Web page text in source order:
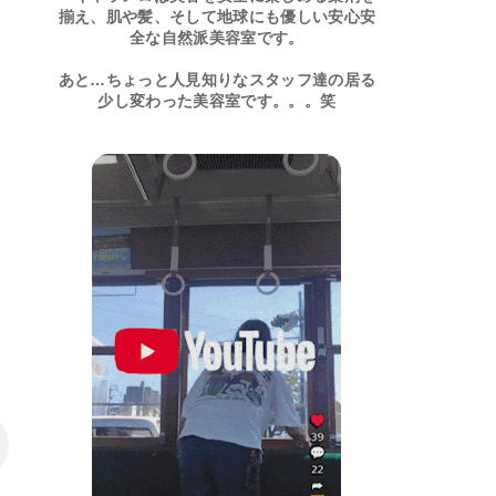
揃え、肌や髪、そして地球にも優しい安心安
全な自然派美容室です。
あと…ちょっと人見知りなスタッフ達の居る
少し変わった美容室です。。。笑